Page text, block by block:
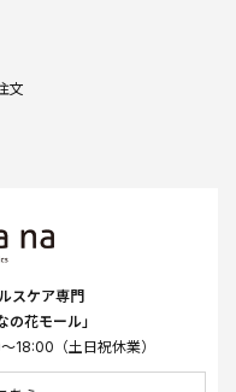
文
スケア専門
花モール」
18:00（土日祝休業）